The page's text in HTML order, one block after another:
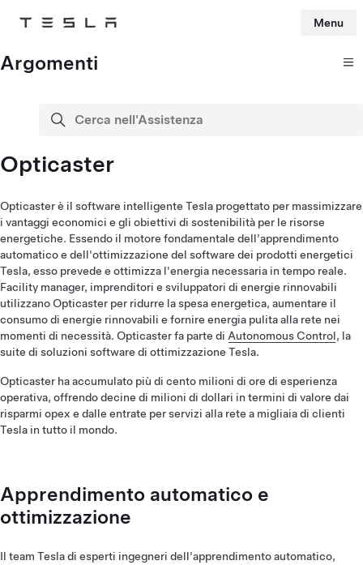
Tesla Menu
Argomenti
Cerca nell'Assistenza
cerca
Opticaster
Opticaster è il software intelligente Tesla progettato per massimizzare
i vantaggi economici e gli obiettivi di sostenibilità per le risorse
energetiche. Essendo il motore fondamentale dell'apprendimento
automatico e dell'ottimizzazione del software dei prodotti energetici
Tesla, esso prevede e ottimizza l'energia necessaria in tempo reale.
Facility manager, imprenditori e sviluppatori di energie rinnovabili
utilizzano Opticaster per ridurre la spesa energetica, aumentare il
consumo di energie rinnovabili e fornire energia pulita alla rete nei
momenti di necessità. Opticaster fa parte di Autonomous Control, la
suite di soluzioni software di ottimizzazione Tesla.
Opticaster ha accumulato più di cento milioni di ore di esperienza
operativa, offrendo decine di milioni di dollari in termini di valore dai
risparmi opex e dalle entrate per servizi alla rete a migliaia di clienti
Tesla in tutto il mondo.
Apprendimento automatico e
ottimizzazione
Il team Tesla di esperti ingegneri dell'apprendimento automatico,